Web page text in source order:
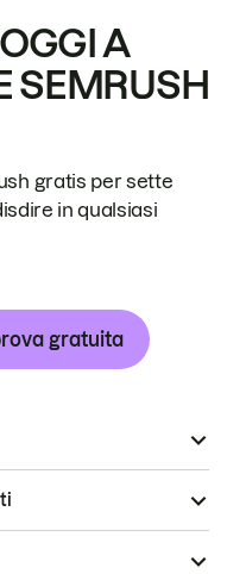
A
SEMRUSH
gratis per sette
in qualsiasi
gratuita